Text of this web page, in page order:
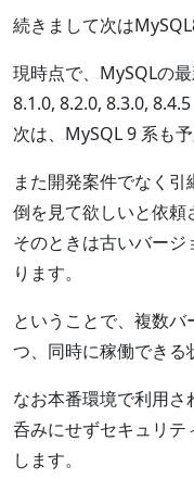
続きまして次は
現時点で、MySQLの
8.1.0, 8.2.0, 8.3.0,
次は、MySQL 9 系も
また開発案件でなく
倒を見て欲しいと依頼
そのときは古いバー
ります。
ということで、複数
つ、同時に稼働できる
なお本番環境で利用
呑みにせずセキュリ
します。